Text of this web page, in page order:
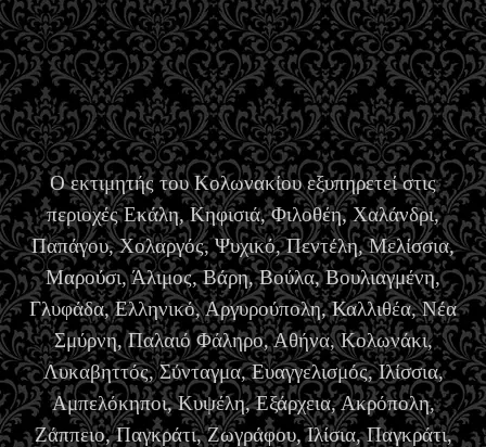
Ο εκτιμητής του Κολωνακίου εξυπηρετεί στις
περιοχές Εκάλη, Κηφισιά, Φιλοθέη, Χαλάνδρι,
Παπάγου, Χολαργός, Ψυχικό, Πεντέλη, Μελίσσια,
Μαρούσι, Άλιμος, Βάρη, Βούλα, Βουλιαγμένη,
Γλυφάδα, Ελληνικό, Αργυρούπολη, Καλλιθέα, Νέα
Σμύρνη, Παλαιό Φάληρο, Αθήνα, Κολωνάκι,
Λυκαβηττός, Σύνταγμα, Ευαγγελισμός, Ιλίσσια,
Αμπελόκηποι, Κυψέλη, Εξάρχεια, Ακρόπολη,
Ζάππειο, Παγκράτι, Ζωγράφου, Ιλίσια, Παγκράτι,